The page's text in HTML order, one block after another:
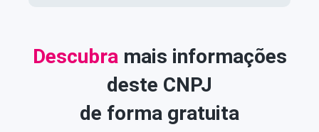
Descubramais informações
deste CNPJ
de forma gratuita